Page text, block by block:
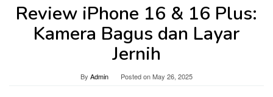
Review iPhone 16 & 16 Plus:
Kamera Bagus dan Layar
Jernih
By Admin Posted onMay 26, 2025